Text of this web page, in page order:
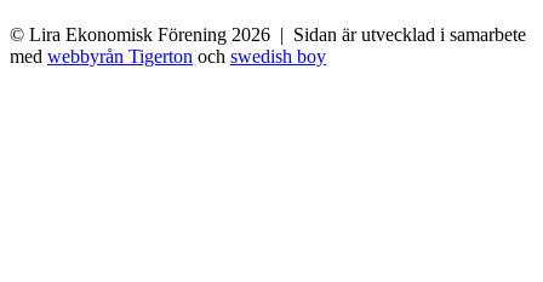
© Lira Ekonomisk Förening 2026 | Sidan är utvecklad i samarbete
med webbyrån Tigerton och swedish boy